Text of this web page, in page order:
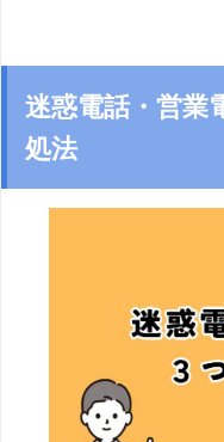
迷惑電話・営業
処法